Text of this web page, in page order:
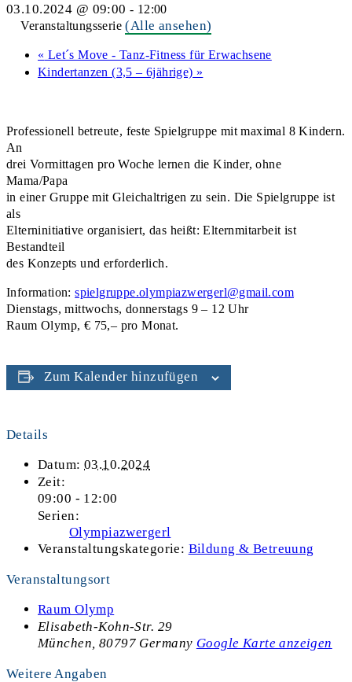
03.10.2024 @ 09:00 - 12:00
Veranstaltungsserie(Alle ansehen)
« Let´s Move - Tanz-Fitness für Erwachsene
Kindertanzen (3,5 – 6jährige) »
Professionell betreute, feste Spielgruppe mit maximal 8 Kindern.
An
drei Vormittagen pro Woche lernen die Kinder, ohne
Mama/Papa
in einer Gruppe mit Gleichaltrigen zu sein. Die Spielgruppe ist
als
Elterninitiative organisiert, das heißt: Elternmitarbeit ist
Bestandteil
des Konzepts und erforderlich.
Information:spielgruppe.olympiazwergerl@gmail.com
Dienstags, mittwochs, donnerstags 9 – 12 Uhr
Raum Olymp, € 75,– pro Monat.
Zum Kalender hinzufügen
Details
Datum: 03.10.2024
Zeit:
09:00 - 12:00
Serien:
Olympiazwergerl
Veranstaltungskategorie: Bildung & Betreuung
Veranstaltungsort
Raum Olymp
Elisabeth-Kohn-Str. 29
München, 80797 Germany Google Karte anzeigen
Weitere Angaben